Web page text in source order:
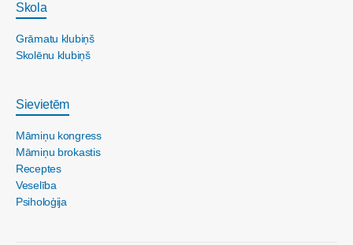
Skola
Grāmatu klubiņš
Skolēnu klubiņš
Sievietēm
Māmiņu kongress
Māmiņu brokastis
Receptes
Veselība
Psiholoģija